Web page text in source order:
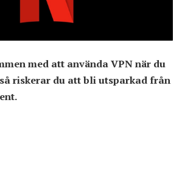
med att använda VPN när du
riskerar du att bli utsparkad från